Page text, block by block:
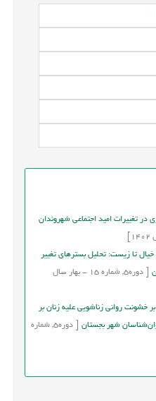
در تغییرات امید اجتماعی شهروندان
تا زیست: تحلیل بسترهای تغییر
[ دوره 5, شماره 15
-بهار سال
خشونت روانی زناشویی علیه زنان بر
شهر بجستان [ دوره 5, شماره